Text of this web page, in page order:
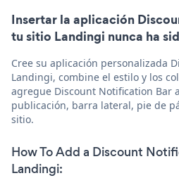
Insertar la aplicación
tu sitio Landingi nunca ha
Cree su aplicación personalizada
Landingi, combine el estilo y los
agregue Discount Notification Bar
publicación, barra lateral, pie de
sitio.
How To Add a Discount
Landingi: